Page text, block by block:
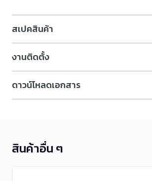
สเปคสินค้า
งานติดตั้ง
ดาวน์โหลดเอกสาร
สินค้าอื่น ๆ